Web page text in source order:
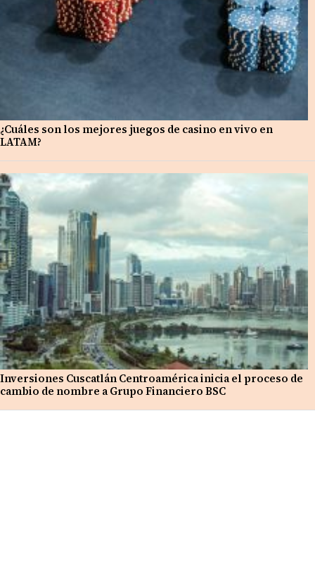
¿Cuáles son los mejores juegos de casino en vivo en
LATAM?
Inversiones Cuscatlán Centroamérica inicia el proceso de
cambio de nombre a Grupo Financiero BSC